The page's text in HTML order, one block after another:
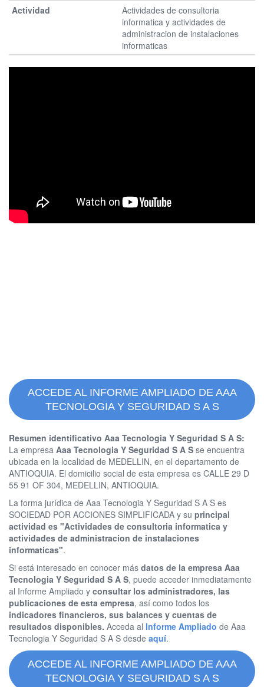
Actividades de consultoria
informatica y actividades de
administracion de instalaciones
informaticas
ACCEDE AL INFORME AMPLIADO DE AAA
TECNOLOGIA Y SEGURIDAD S A S
Resumen identificativo Aaa Tecnologia Y Seguridad S A S:
La empresa Aaa Tecnologia Y Seguridad S A S se encuentra
ubicada en la localidad de MEDELLIN, en el departamento de
ANTIOQUIA. El domicilio social de esta empresa es CALLE 29 D
55 91 OF 304, MEDELLIN, ANTIOQUIA.
La forma jurídica de Aaa Tecnologia Y Seguridad S A S es
SOCIEDAD POR ACCIONES SIMPLIFICADA y su principal
actividad es "Actividades de consultoria informatica y
actividades de administracion de instalaciones
informaticas".
Si está interesado en conocer más datos de la empresa Aaa
Tecnologia Y Seguridad S A S, puede acceder inmediatamente
al Informe Ampliado y consultar los administradores, las
publicaciones de esta empresa, así como todos los
indicadores financieros, sus balances y cuentas de
resultados disponibles. Acceda al Informe Ampliado de Aaa
Tecnologia Y Seguridad S A S desde aquí.
ACCEDE AL INFORME AMPLIADO DE AAA
TECNOLOGIA Y SEGURIDAD S A S